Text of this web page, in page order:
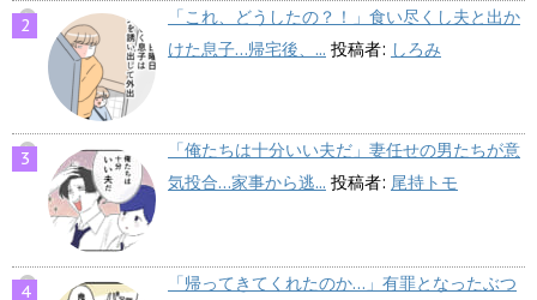
「これ、どうしたの？！」食い尽くし夫と出か
けた息子…帰宅後、... 投稿者: しろみ
「俺たちは十分いい夫だ」妻任せの男たちが意
気投合…家事から逃... 投稿者: 尾持トモ
「帰ってきてくれたのか…」有罪となったぶつ